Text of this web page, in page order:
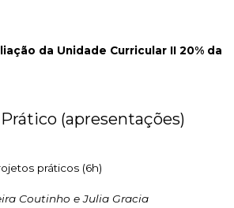
da Unidade Curricular II 20% da
(apresentações)
práticos (6h)
Coutinho e Julia Gracia